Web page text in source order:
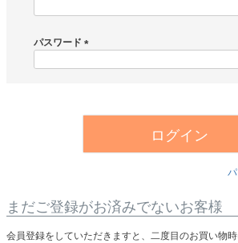
)
パスワード
ログイン
まだご登録がお済みでないお客様
会員登録をしていただきますと、二度目のお買い物時